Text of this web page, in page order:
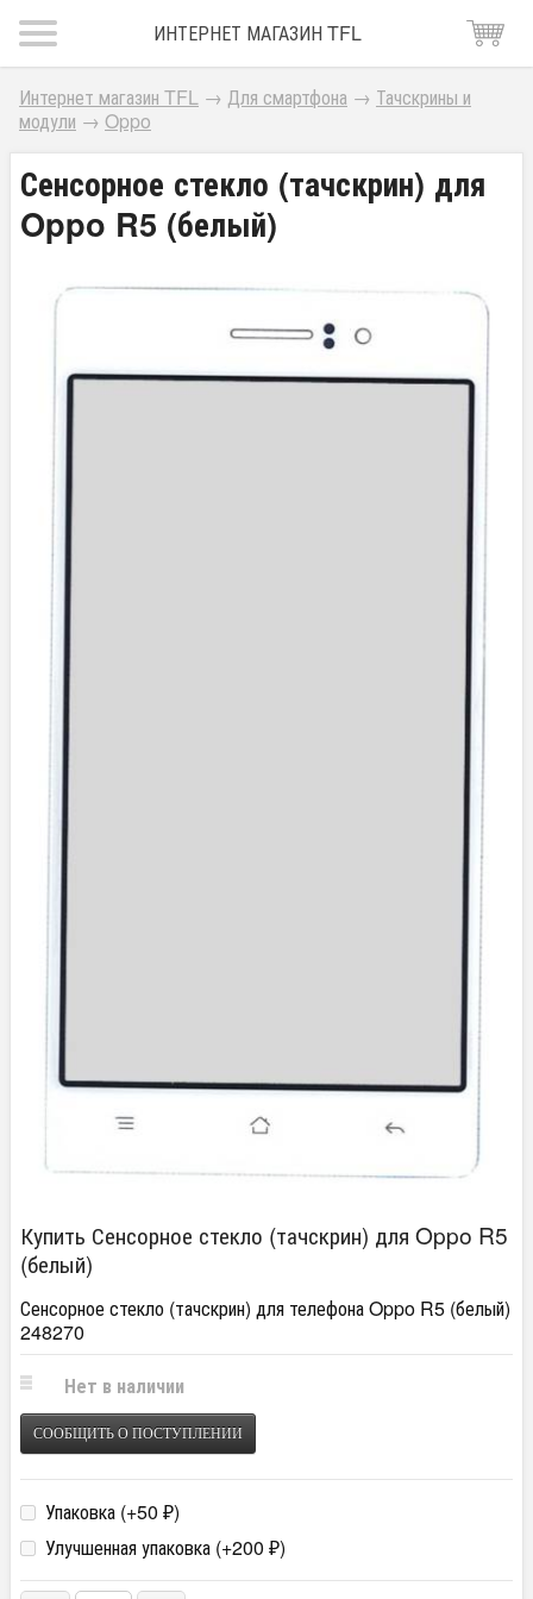
ИНТЕРНЕТ МАГАЗИН TFL
Интернет магазин TFL → Для смартфона → Тачскрины и
модули → Oppo
Сенсорное стекло (тачскрин) для
Oppo R5 (белый)
Купить Сенсорное стекло (тачскрин) для Oppo R5
(белый)
Сенсорное стекло (тачскрин) для телефона Oppo R5 (белый)
248270
Нет в наличии
СООБЩИТЬ О ПОСТУПЛЕНИИ
Упаковка (+50 ₽)
Улучшенная упаковка (+200 ₽)